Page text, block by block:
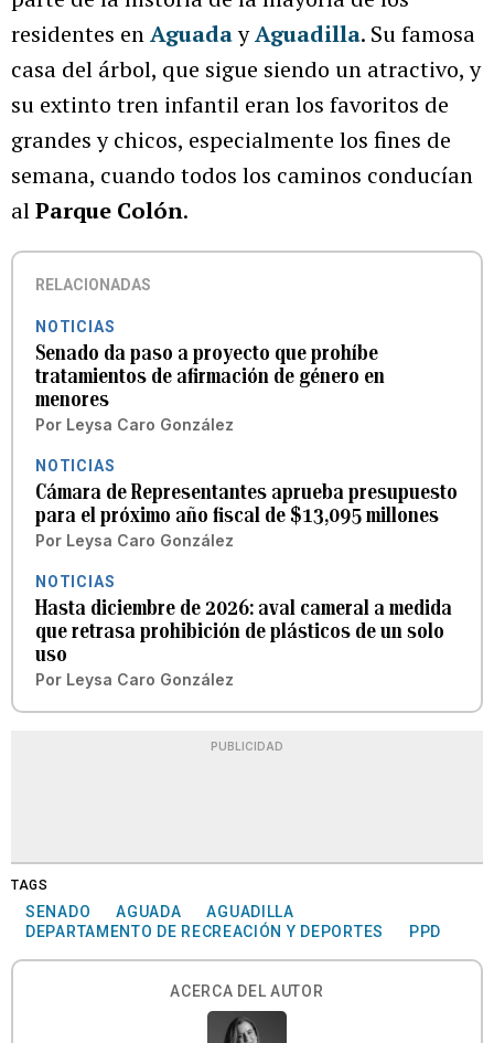
residentes enAguadayAguadilla. Su famosa
casa del árbol, que sigue siendo un atractivo, y
su extinto tren infantil eran los favoritos de
grandes y chicos, especialmente los fines de
semana, cuando todos los caminos conducían
alParque Colón.
RELACIONADAS
NOTICIAS
Senado da paso a proyecto que prohíbe
tratamientos de afirmación de género en
menores
Por Leysa Caro González
NOTICIAS
Cámara de Representantes aprueba presupuesto
para el próximo año fiscal de $13,095 millones
Por Leysa Caro González
NOTICIAS
Hasta diciembre de 2026: aval cameral a medida
que retrasa prohibición de plásticos de un solo
uso
Por Leysa Caro González
PUBLICIDAD
TAGS
SENADO AGUADA
AGUADILLA
DEPARTAMENTO DE RECREACIÓN Y DEPORTES
PPD
ACERCA DEL AUTOR